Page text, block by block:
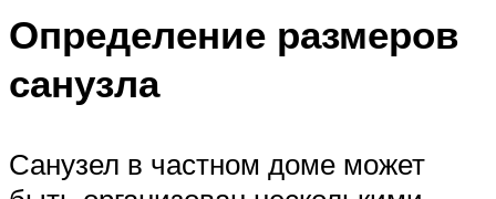
Определение размеров
санузла
Санузел в частном доме может